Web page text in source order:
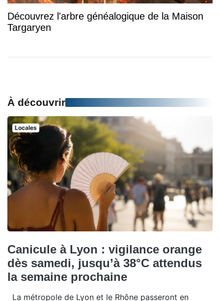
Découvrez l'arbre généalogique de la Maison
Targaryen
À découvrir
Locales
Canicule à Lyon : vigilance orange
dès samedi, jusqu’à 38°C attendus
la semaine prochaine
La métropole de Lyon et le Rhône passeront en